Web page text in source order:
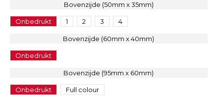
Bovenzijde (50mm x 35mm)
Onbedrukt 1 2 3 4
Bovenzijde (60mm x 40mm)
Onbedrukt
Bovenzijde (95mm x 60mm)
Onbedrukt Full colour